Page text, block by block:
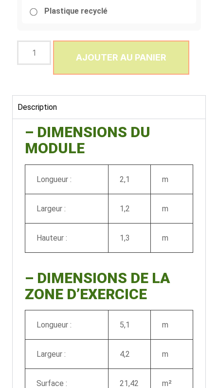
Plastique recyclé
AJOUTER AU PANIER
Description
– DIMENSIONS DU
MODULE
Longueur : 2,1 m
Largeur : 1,2 m
Hauteur : 1,3 m
– DIMENSIONS DE LA
ZONE D’EXERCICE
Longueur : 5,1 m
Largeur : 4,2 m
Surface : 21,42 m²